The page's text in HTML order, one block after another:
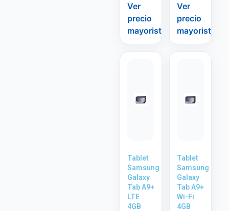
Ver
precio
mayorista
Ver
precio
mayorista
Tablet
Samsung
Galaxy
Tab A9+
LTE
4GB
Tablet
Samsung
Galaxy
Tab A9+
Wi-Fi
4GB